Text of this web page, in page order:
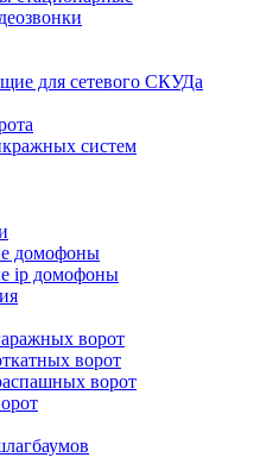
для сетевого СКУДа
систем
домофоны
ip домофоны
ворот
ворот
ворот